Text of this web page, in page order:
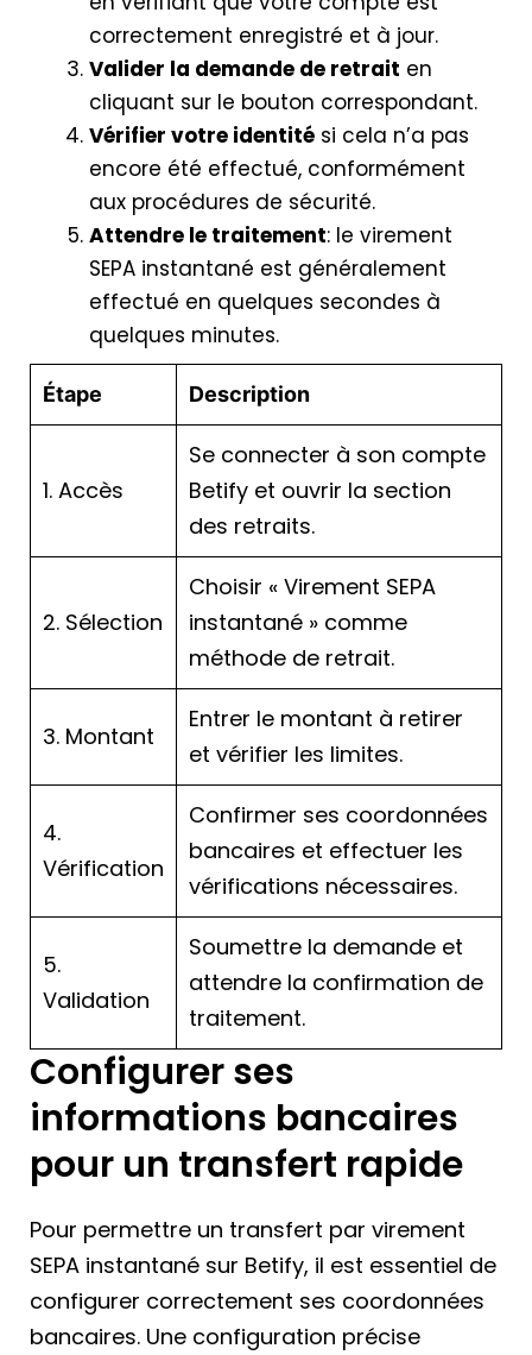
correctement enregistré et à jour.
Valider la demande de retrait en
cliquant sur le bouton correspondant.
Vérifier votre identité si cela n’a pas
encore été effectué, conformément
aux procédures de sécurité.
Attendre le traitement: le virement
SEPA instantané est généralement
effectué en quelques secondes à
quelques minutes.
Étape Description
1. Accès
Se connecter à son compte
Betify et ouvrir la section
des retraits.
2. Sélection
Choisir « Virement SEPA
instantané » comme
méthode de retrait.
3. Montant
Entrer le montant à retirer
et vérifier les limites.
4.
Vérification
Confirmer ses coordonnées
bancaires et effectuer les
vérifications nécessaires.
5.
Validation
Soumettre la demande et
attendre la confirmation de
traitement.
Configurer ses
informations bancaires
pour un transfert rapide
Pour permettre un transfert par virement
SEPA instantané sur Betify, il est essentiel de
configurer correctement ses coordonnées
bancaires. Une configuration précise